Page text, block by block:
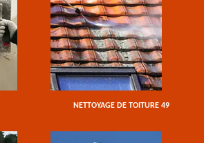
NETTOYAGE DE TOITURE 49